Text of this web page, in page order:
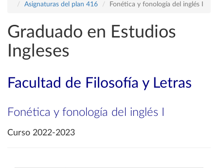
Asignaturas del plan 416
Fonética y fonología del inglés I
Graduado en Estudios
Ingleses
Facultad de Filosofía y Letras
Fonética y fonología del inglés I
Curso 2022-2023